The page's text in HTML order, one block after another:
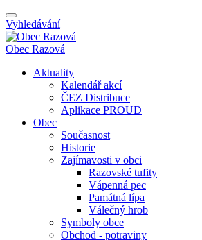
Vyhledávání
Obec Razová
Aktuality
Kalendář akcí
ČEZ Distribuce
Aplikace PROUD
Obec
Současnost
Historie
Zajímavosti v obci
Razovské tufity
Vápenná pec
Památná lípa
Válečný hrob
Symboly obce
Obchod - potraviny